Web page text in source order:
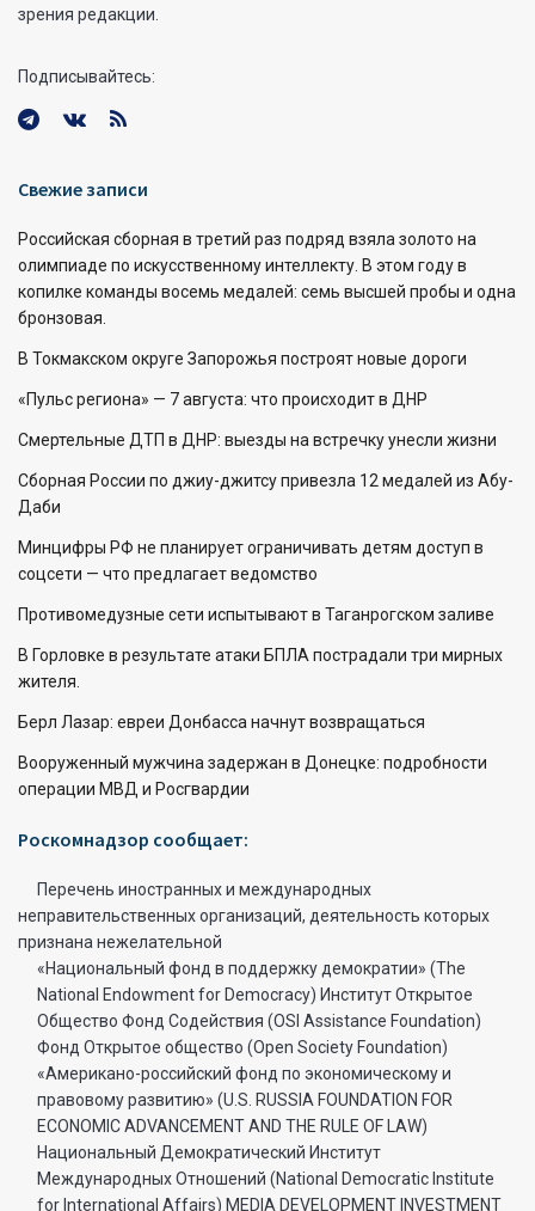
зрения редакции.
Подписывайтесь:
Свежие записи
Российская сборная в третий раз подряд взяла золото на
олимпиаде по искусственному интеллекту. В этом году в
копилке команды восемь медалей: семь высшей пробы и одна
бронзовая.
В Токмакском округе Запорожья построят новые дороги
«Пульс региона» — 7 августа: что происходит в ДНР
Смертельные ДТП в ДНР: выезды на встречку унесли жизни
Сборная России по джиу-джитсу привезла 12 медалей из Абу-
Даби
Минцифры РФ не планирует ограничивать детям доступ в
соцсети — что предлагает ведомство
Противомедузные сети испытывают в Таганрогском заливе
В Горловке в результате атаки БПЛА пострадали три мирных
жителя.
Берл Лазар: евреи Донбасса начнут возвращаться
Вооруженный мужчина задержан в Донецке: подробности
операции МВД и Росгвардии
Роскомнадзор сообщает:
Перечень иностранных и международных
неправительственных организаций, деятельность которых
признана нежелательной
«Национальный фонд в поддержку демократии» (The
National Endowment for Democracy) Институт Открытое
Общество Фонд Содействия (OSI Assistance Foundation)
Фонд Открытое общество (Open Society Foundation)
«Американо-российский фонд по экономическому и
правовому развитию» (U.S. RUSSIA FOUNDATION FOR
ECONOMIC ADVANCEMENT AND THE RULE OF LAW)
Национальный Демократический Институт
Международных Отношений (National Democratic Institute
for International Affairs) MEDIA DEVELOPMENT INVESTMENT